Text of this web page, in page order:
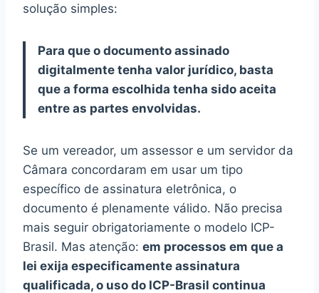
solução simples:
Para que o documento assinado
digitalmente tenha valor jurídico, basta
que a forma escolhida tenha sido aceita
entre as partes envolvidas.
Se um vereador, um assessor e um servidor da
Câmara concordaram em usar um tipo
específico de assinatura eletrônica, o
documento é plenamente válido. Não precisa
mais seguir obrigatoriamente o modelo ICP-
Brasil. Mas atenção: em processos em que a
lei exija especificamente assinatura
qualificada, o uso do ICP-Brasil continua